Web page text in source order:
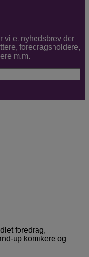
vi et nyhedsbrev der
foredragsholdere,
m.m.
foredrag,
up komikere og